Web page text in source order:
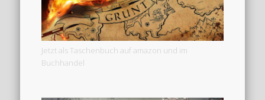
Jetzt als Taschenbuch auf amazon und im
Buchhandel